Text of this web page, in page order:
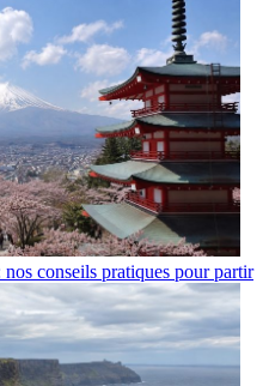
conseils pratiques pour partir